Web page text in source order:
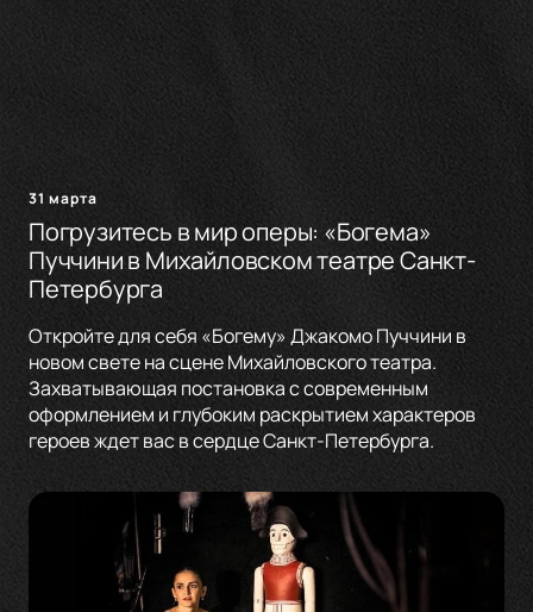
31 марта
Погрузитесь в мир оперы: «Богема»
Пуччини в Михайловском театре Санкт-
Петербурга
Откройте для себя «Богему» Джакомо Пуччини в
новом свете на сцене Михайловского театра.
Захватывающая постановка с современным
оформлением и глубоким раскрытием характеров
героев ждет вас в сердце Санкт-Петербурга.